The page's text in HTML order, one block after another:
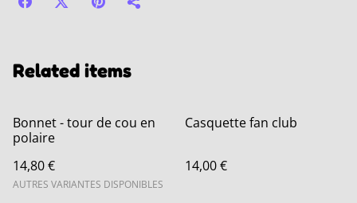
Related items
Bonnet - tour de cou en
polaire
14,80 €
AUTRES VARIANTES DISPONIBLES
Casquette fan club
14,00 €